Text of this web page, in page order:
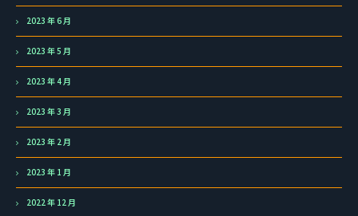
2023 年 6 月
2023 年 5 月
2023 年 4 月
2023 年 3 月
2023 年 2 月
2023 年 1 月
2022 年 12 月